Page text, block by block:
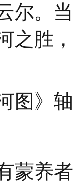
尔。
之胜
》轴
蒙养